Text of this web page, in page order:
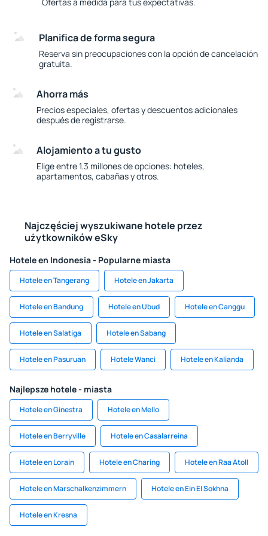
Planifica de forma segura
Reserva sin preocupaciones con la opción de cancelación
gratuita.
Ahorra más
Precios especiales, ofertas y descuentos adicionales
después de registrarse.
Alojamiento a tu gusto
Elige entre 1.3 millones de opciones: hoteles,
apartamentos, cabañas y otros.
Najczęściej wyszukiwane hotele przez
użytkowników eSky
Hotele en Indonesia - Popularne miasta
Hotele en Tangerang Hotele en Jakarta
Hotele en Bandung Hotele en Ubud Hotele en Canggu
Hotele en Salatiga Hotele en Sabang
Hotele en Pasuruan Hotele Wanci Hotele en Kalianda
Najlepsze hotele - miasta
Hotele en Ginestra Hotele en Mello
Hotele en Berryville Hotele en Casalarreina
Hotele en Lorain Hotele en Charing Hotele en Raa Atoll
Hotele en Marschalkenzimmern Hotele en Ein El Sokhna
Hotele en Kresna